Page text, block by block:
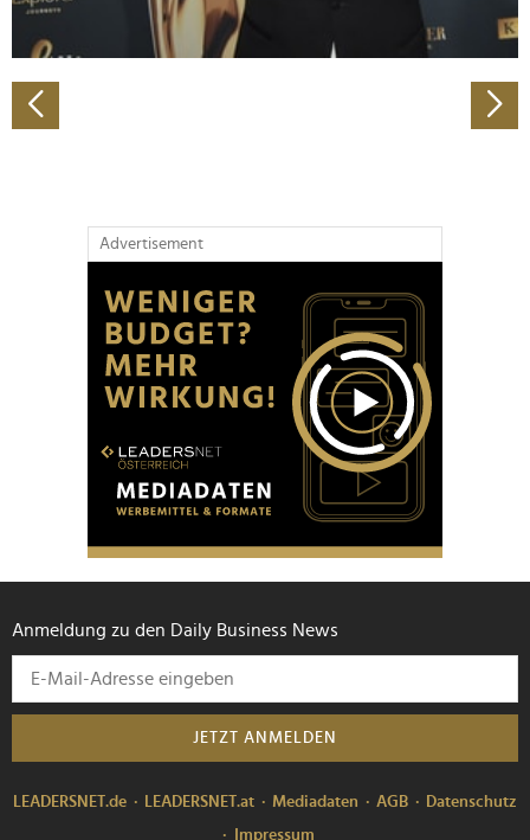
Partner führen diese Informationen möglicherweise mit
weiteren Daten zusammen, die Sie ihnen bereitgestellt
gesammelt haben.
Advertisement
Anmeldung zu den Daily Business News
JETZT ANMELDEN
LEADERSNET.de LEADERSNET.at Mediadaten AGB
Datenschutz
Impressum